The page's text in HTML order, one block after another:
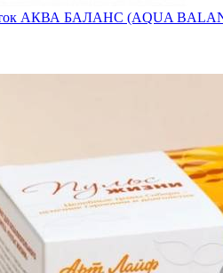
АКВА БАЛАНС (AQUA